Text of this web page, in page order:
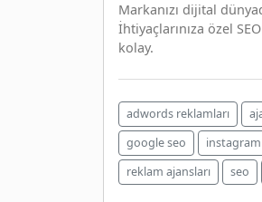
Markanızı dijital
İhtiyaçlarınıza özel
kolay.
adwords reklamları
google seo
reklam ajansları
seo